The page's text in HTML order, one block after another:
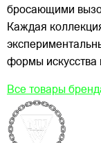
бросающими
Каждая
формы искусства
Все товары